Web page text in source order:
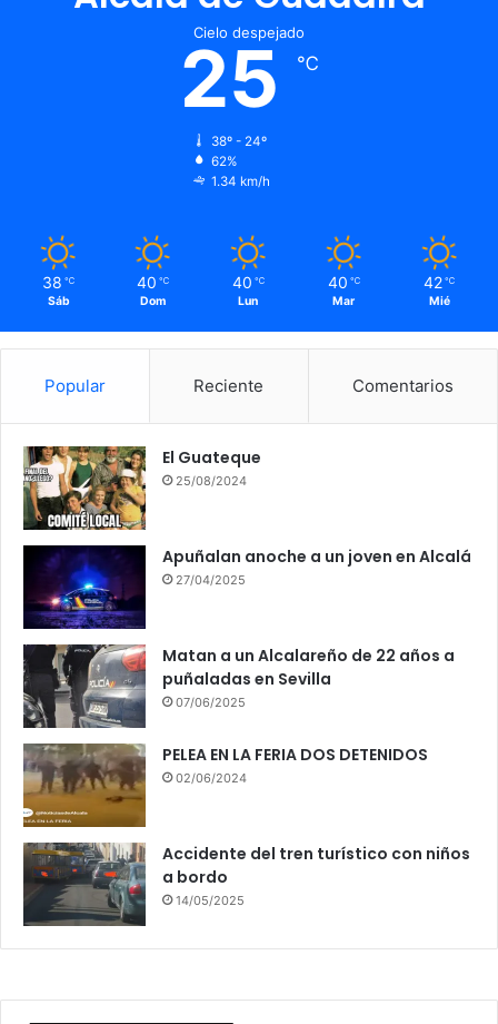
Cielo despejado
25 ℃
38º - 24º
62%
1.34 km/h
38 ℃
Sáb
40 ℃
Dom
40 ℃
Lun
40 ℃
Mar
42 ℃
Mié
Popular Reciente Comentarios
El Guateque
25/08/2024
Apuñalan anoche a un joven en Alcalá
27/04/2025
Matan a un Alcalareño de 22 años a
puñaladas en Sevilla
07/06/2025
PELEA EN LA FERIA DOS DETENIDOS
02/06/2024
Accidente del tren turístico con niños
a bordo
14/05/2025